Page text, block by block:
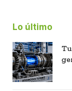
Lo último